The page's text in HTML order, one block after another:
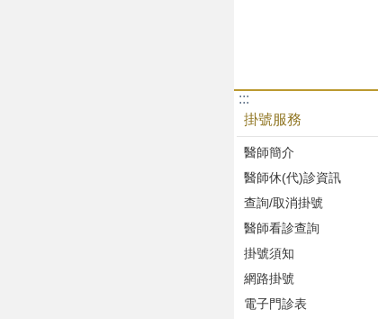
:::
掛號服務
醫師簡介
醫師休(代)診資訊
查詢/取消掛號
醫師看診查詢
掛號須知
網路掛號
電子門診表